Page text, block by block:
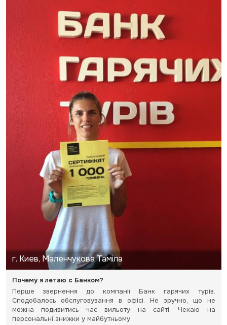
г. Киев, Маленчукова Таміла
Почему я летаю с Банком?
Перше звернення до компанії Банк гарячих турів.
Сподобалось обслуговування в офісі. Не зручно, що не
можна подивитись час вильоту на сайті. Чекаю на
персональні знижки у майбутньому.